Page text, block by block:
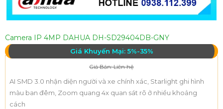
Camera IP 4MP DAHUA DH-SD29404DB-GNY
Giá Khuyến Mại: 5%-35%
Giá Bán: Liên hệ
AI SMD 3.0 nhận diện người và xe chính xác, Starlight ghi hình
màu ban đêm, Zoom quang 4x quan sát rõ ở nhiều khoảng
cách